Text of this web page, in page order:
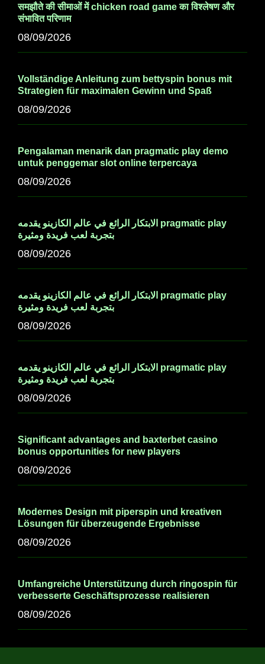
समझौते की सीमाओं में chicken road game का विश्लेषण और
संभावित परिणाम
08/09/2026
Vollständige Anleitung zum bettyspin bonus mit
Strategien für maximalen Gewinn und Spaß
08/09/2026
Pengalaman menarik dan pragmatic play demo
untuk penggemar slot online terpercaya
08/09/2026
الابتكار الرائع في عالم الكازينو يقدمه pragmatic play
بتجربة لعب فريدة ومثيرة
08/09/2026
الابتكار الرائع في عالم الكازينو يقدمه pragmatic play
بتجربة لعب فريدة ومثيرة
08/09/2026
الابتكار الرائع في عالم الكازينو يقدمه pragmatic play
بتجربة لعب فريدة ومثيرة
08/09/2026
Significant advantages and baxterbet casino
bonus opportunities for new players
08/09/2026
Modernes Design mit piperspin und kreativen
Lösungen für überzeugende Ergebnisse
08/09/2026
Umfangreiche Unterstützung durch ringospin für
verbesserte Geschäftsprozesse realisieren
08/09/2026